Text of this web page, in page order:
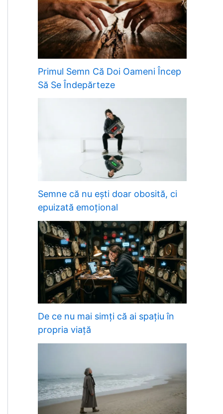
Primul Semn Că Doi Oameni Încep
Să Se Îndepărteze
Semne că nu ești doar obosită, ci
epuizată emoțional
De ce nu mai simți că ai spațiu în
propria viață